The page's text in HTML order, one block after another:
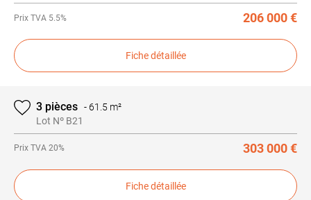
Prix TVA 5.5% 206 000 €
Fiche détaillée
3 pièces -61.5 m²
Lot Nº B21
Prix TVA 20% 303 000 €
Fiche détaillée